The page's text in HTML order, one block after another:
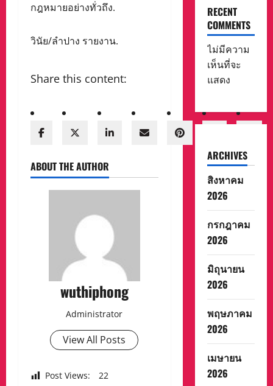
กฎหมายอย่างทั่วถึง.
วินัย/ลำปาง รายงาน.
Share this content:
ABOUT THE AUTHOR
wuthiphong
Administrator
View All Posts
Post Views: 22
RECENT
COMMENTS
ไม่มีความ
เห็นที่จะ
แสดง
ARCHIVES
สิงหาคม
2026
กรกฎาคม
2026
มิถุนายน
2026
พฤษภาคม
2026
เมษายน
2026